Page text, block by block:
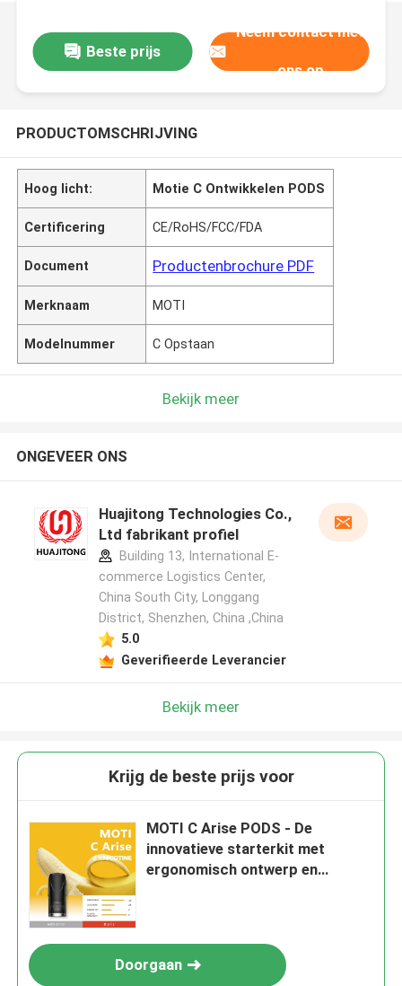
Beste prijs
Neem contact met
ons op
PRODUCTOMSCHRIJVING
Hoog licht: Motie C Ontwikkelen PODS
Certificering CE/RoHS/FCC/FDA
Document Productenbrochure PDF
Merknaam MOTI
Modelnummer C Opstaan
Bekijk meer
ONGEVEER ONS
Huajitong Technologies Co.,
Ltd fabrikant profiel
Building 13, International E-
commerce Logistics Center,
China South City, Longgang
District, Shenzhen, China ,China
5.0
Geverifieerde Leverancier
Bekijk meer
Krijg de beste prijs voor
MOTI C Arise PODS - De
innovatieve starterkit met
ergonomisch ontwerp en
Doorgaan